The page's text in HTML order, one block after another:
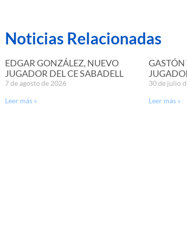
Noticias Relacionadas
EDGAR GONZÁLEZ, NUEVO
JUGADOR DEL CE SABADELL
7 de agosto de 2026
Leer más »
GASTÓN
30 de julio
Leer más »